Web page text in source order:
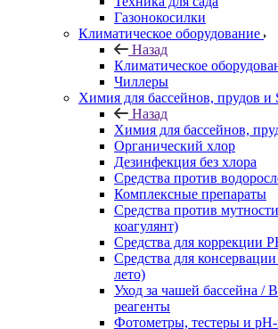
Газонокосилки
Климатическое оборудование
Назад
Климатическое
Чиллеры
Химия для бассейнов, прудов и
Назад
Химия для бассейнов,
Органический хлор
Дезинфекция без хлора
Средства против
Комплексные препараты
Средства против
коагулянт)
Средства для коррекции
Средства для
лето)
Уход за чашей бассейна /
реагенты
Фотометры, тестеры и рН-